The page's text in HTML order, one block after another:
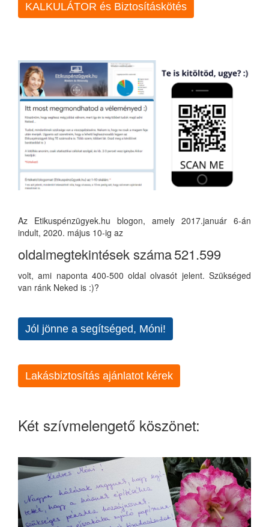
KALKULÁTOR és Biztosításkötés
Az Etikuspénzügyek.hu blogon, amely 2017.január 6-án
indult, 2020. május 10-ig az
oldalmegtekintések száma521.599
volt, ami naponta 400-500 oldal olvasót jelent. Szükséged
van ránk Neked is :)?
Jól jönne a segítséged, Móni!
Lakásbiztosítás ajánlatot kérek
Két szívmelengető köszönet: